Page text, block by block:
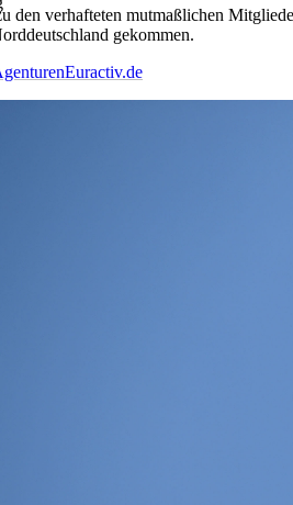
den verhafteten mutmaßlichen
gekommen.
Euractiv.de